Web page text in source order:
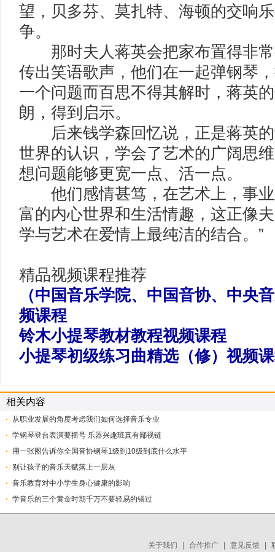
望，贝多芬、莫扎特、海顿的交响
争。
那时夫人蒋英会把家布置得非常
传出笑语歌声，他们在一起弹钢琴
一个问题而百思不得其解时，蒋英
朗，得到启示。
后来钱学森回忆说，正是蒋英的
世界的认识，学会了艺术的广阔思
想问题能够更宽一点、活一点。
他们感情甚笃，在艺术上，事业
富的内心世界和生活情趣，这正像
学与艺术在爱情上最纯洁的结合。”
精品视频课程推荐
（中国音乐学院、中国音协、中央
频课程
铃木小提琴教材教程视频课程
小提琴初级练习曲精选（修）视频
相关内容
从职业发展的角度考虑我们如何选择音乐专业
学钢琴登台表演要摇号 乐器兴趣班真有鄙视链
用一张图告诉你全国音协钢琴1级到10级到底什么水平
别让孩子的音乐天赋落上一层灰
音乐教育对中小学生身心健康的影响
学音乐的三个黄金时期千万不要轻易的错过
关于我们 合作推广 意见反馈